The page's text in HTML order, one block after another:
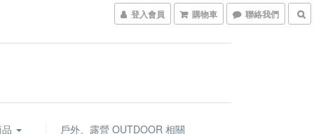
登入會員 購物車 聯絡我們
戶外、露營 OUTDOOR 相關